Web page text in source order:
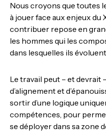
Nous croyons que toutes
à jouer face aux enjeux du
contribuer repose en
les hommes qui les
dans lesquelles ils
Le travail peut – et devrait
d’alignement et
sortir d’une logique
compétences, pour
se déployer dans sa zone